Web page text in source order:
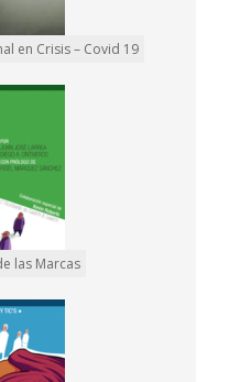
en Crisis – Covid 19
las Marcas